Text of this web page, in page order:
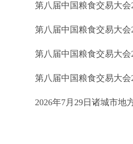
第八届中国粮食交易大
第八届中国粮食交易大
第八届中国粮食交易大
第八届中国粮食交易大
2026年7月29日诸城市地